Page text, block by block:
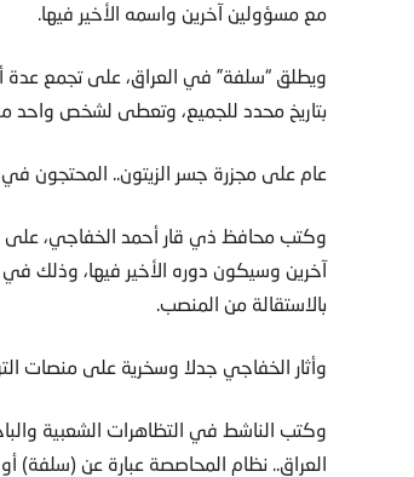
مع مسؤولين آخرين واسمه الأخير فيها.
ويطلق “سلفة” في العراق، على تجمع
بتاريخ محدد للجميع، وتعطى لشخص واحد
عام على مجزرة جسر الزيتون.. المحتجون
وكتب محافظ ذي قار أحمد الخفاجي،
آخرين وسيكون دوره الأخير فيها، وذلك في
بالاستقالة من المنصب.
وأثار الخفاجي جدلا وسخرية على منصات
وكتب الناشط في التظاهرات الشعبية
العراق.. نظام المحاصصة عبارة عن (سلفة)